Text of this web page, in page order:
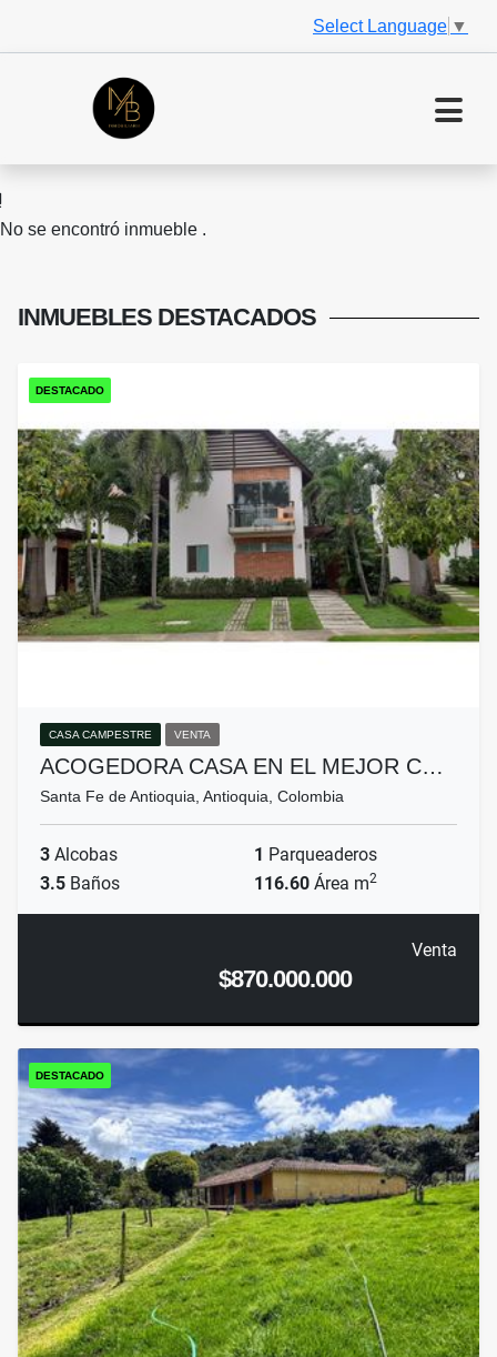
Select Language ▼
No se encontró inmueble .
INMUEBLES DESTACADOS
DESTACADO
CASA CAMPESTRE VENTA
ACOGEDORA CASA EN EL MEJOR C…
Santa Fe de Antioquia, Antioquia, Colombia
3 Alcobas 1 Parqueaderos
3.5 Baños 116.60 Área m2
Venta
$870.000.000
DESTACADO